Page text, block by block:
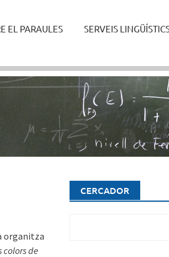
SERVEIS
EL PARAULES
organitza
colors de
CERCADOR